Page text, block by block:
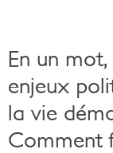
En un
enjeux
la vie
Comment